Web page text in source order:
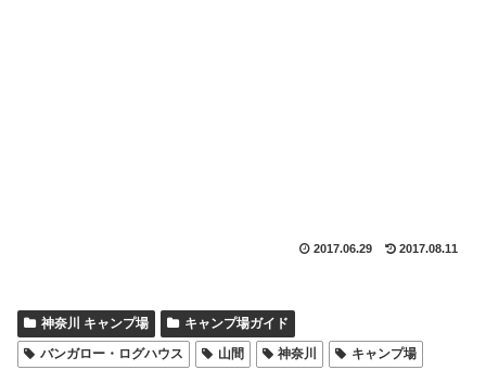
2017.06.29 2017.08.11
神奈川 キャンプ場
キャンプ場ガイド
バンガロー・ログハウス
山間 神奈川
キャンプ場